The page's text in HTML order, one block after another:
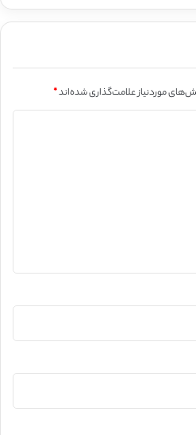
موردنیاز علامت‌گذاری شده‌اند*